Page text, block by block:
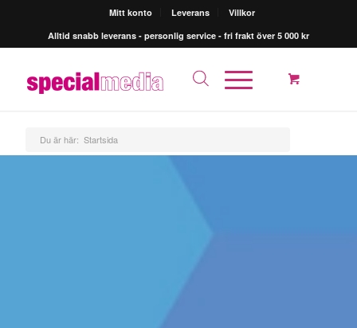
Mitt konto Leverans
Villkor
Alltid snabb leverans - personlig service - fri frakt över 5 000 kr
Du är här: Startsida